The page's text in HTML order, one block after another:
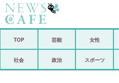
TOP 芸能 女性
社会 政治 スポーツ